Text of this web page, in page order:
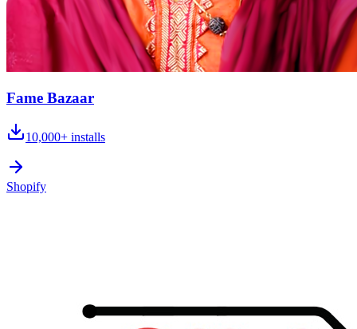
Fame Bazaar
10,000+ installs
Shopify